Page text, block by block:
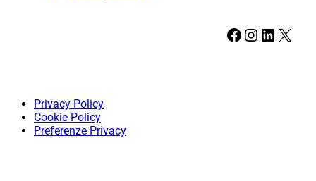
Facebook Instagram LinkedIn X
Privacy Policy
Cookie Policy
Preferenze Privacy